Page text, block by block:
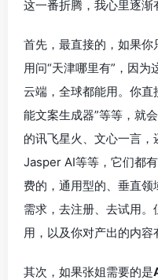
这一番折腾，我心里逐渐
首先，最直接的，如果你
用问“天津哪里有”，因
云端，全球都能用。你直
能文案生成器”等等，就
的讯飞星火、文心一言，
Jasper AI等等，它们都
费的，通用型的、垂直
需求，去注册、去试用
用，以及你对产出的内容
其次，如果张姐需要的是